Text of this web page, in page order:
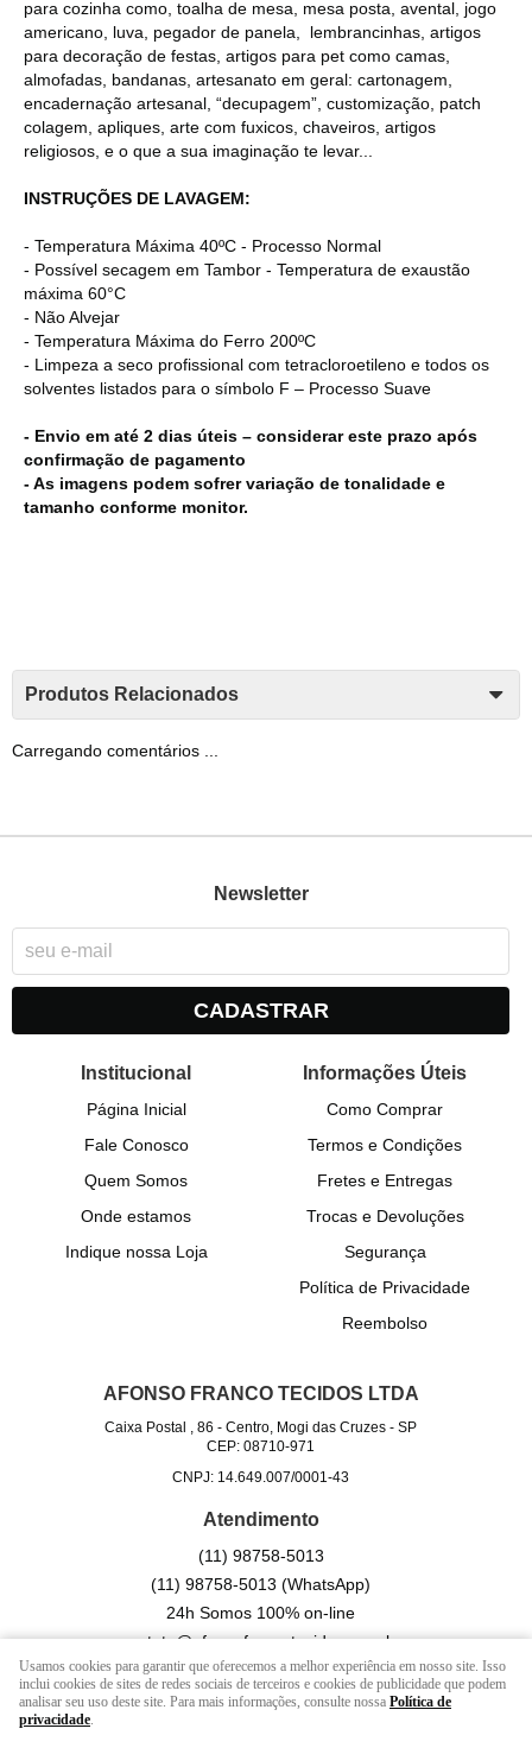
para cozinha como, toalha de mesa, mesa posta, avental, jogo
americano, luva, pegador de panela, lembrancinhas, artigos
para decoração de festas, artigos para pet como camas,
almofadas, bandanas, artesanato em geral: cartonagem,
encadernação artesanal, “decupagem”, customização, patch
colagem, apliques, arte com fuxicos, chaveiros, artigos
religiosos, e o que a sua imaginação te levar...
INSTRUÇÕES DE LAVAGEM:
- Temperatura Máxima 40ºC - Processo Normal
- Possível secagem em Tambor - Temperatura de exaustão
máxima 60°C
- Não Alvejar
- Temperatura Máxima do Ferro 200ºC
- Limpeza a seco profissional com tetracloroetileno e todos os
solventes listados para o símbolo F – Processo Suave
- Envio em até 2 dias úteis – considerar este prazo após
confirmação de pagamento
- As imagens podem sofrer variação de tonalidade e
tamanho conforme monitor.
Produtos Relacionados
Carregando comentários ...
Newsletter
CADASTRAR
Institucional
Página Inicial
Fale Conosco
Quem Somos
Onde estamos
Indique nossa Loja
Informações Úteis
Como Comprar
Termos e Condições
Fretes e Entregas
Trocas e Devoluções
Segurança
Política de Privacidade
Reembolso
AFONSO FRANCO TECIDOS LTDA
Caixa Postal , 86 -Centro, Mogi das Cruzes -SP
CEP: 08710-971
CNPJ: 14.649.007/0001-43
Atendimento
(11) 98758-5013
(11) 98758-5013(WhatsApp)
24h Somos 100% on-line
contato@afonsofrancotecidos.com.br
LOJA VIRTUAL CRIADA POR
Usamos cookies para garantir que oferecemos a melhor experiência em nosso site. Isso
inclui cookies de sites de redes sociais de terceiros e cookies de publicidade que podem
analisar seu uso deste site. Para mais informações, consulte nossa Política de
privacidade.